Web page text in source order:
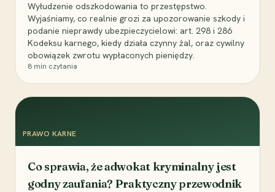
Wyłudzenie odszkodowania to przestępstwo.
Wyjaśniamy, co realnie grozi za upozorowanie szkody i
podanie nieprawdy ubezpieczycielowi: art. 298 i 286
Kodeksu karnego, kiedy działa czynny żal, oraz cywilny
obowiązek zwrotu wypłaconych pieniędzy.
8 min czytania
PRAWO KARNE
Co sprawia, że adwokat kryminalny jest
godny zaufania? Praktyczny przewodnik